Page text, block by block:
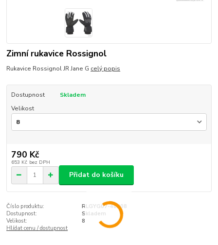
Zimní rukavice Rossignol
Rukavice Rossignol JR Jane G celý popis
Dostupnost
Skladem
Velikost
790 Kč
653 Kč bez DPH
Přidat do košíku
Číslo produktu:
RLGYG07-48308
Dostupnost:
Skladem
Velikost:
8
Hlídat cenu / dostupnost